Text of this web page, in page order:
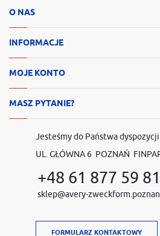
O NAS
INFORMACJE
MOJE KONTO
MASZ PYTANIE?
Jesteśmy do Państwa
UL. GŁÓWNA 6 POZNAŃ
+48 61 877 59 81
sklep@avery-
FORMULARZ KONTAKTOWY